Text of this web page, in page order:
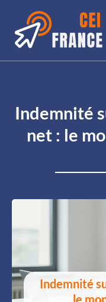
Indemnité
net : le
Indemnité
le